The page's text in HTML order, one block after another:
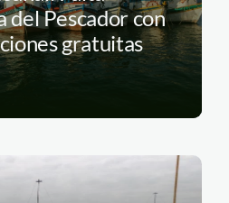
del Pescador con
gratuitas